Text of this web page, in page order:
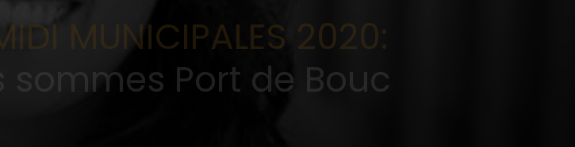
MUNICIPALES 2020:
sommes Port de Bouc